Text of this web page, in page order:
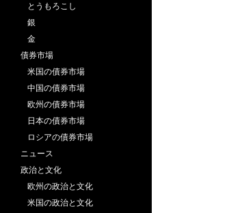
とうもろこし
銀
金
債券市場
米国の債券市場
中国の債券市場
欧州の債券市場
日本の債券市場
ロシアの債券市場
ニュース
政治と文化
欧州の政治と文化
米国の政治と文化